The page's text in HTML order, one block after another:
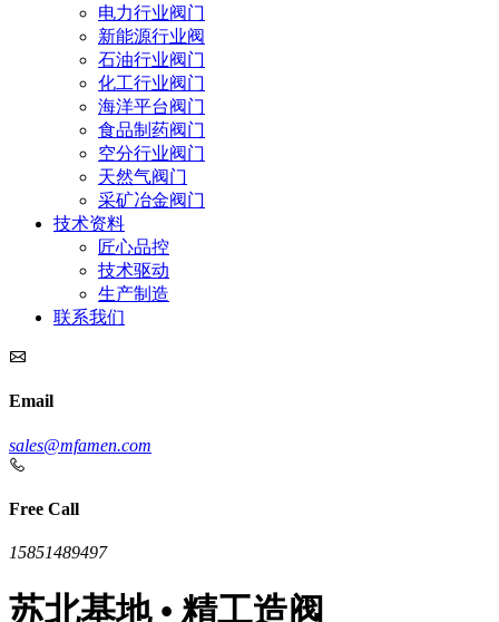
电力行业阀门
新能源行业阀
石油行业阀门
化工行业阀门
海洋平台阀门
食品制药阀门
空分行业阀门
天然气阀门
采矿冶金阀门
技术资料
匠心品控
技术驱动
生产制造
联系我们
Email
sales@mfamen.com
Free Call
15851489497
苏北基地 • 精工造阀